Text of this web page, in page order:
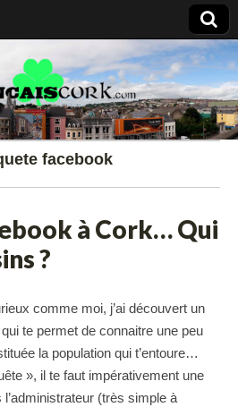
facebook
à Cork… Qui
?
comme moi, j’ai découvert un
te permet de connaitre une peu
la population qui t’entoure…
», il te faut impérativement une
(très simple à